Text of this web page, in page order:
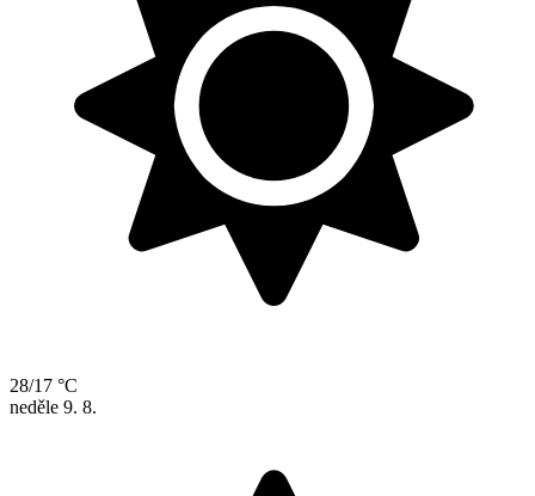
28/17 °C
neděle 9. 8.